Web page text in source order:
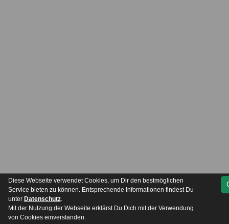
Diese Webseite verwendet Cookies, um Dir den bestmöglichen
Service bieten zu können. Entsprechende Informationen findest Du
unter Datenschutz.
Mit der Nutzung der Webseite erklärst Du Dich mit der Verwendung
von Cookies einverstanden.